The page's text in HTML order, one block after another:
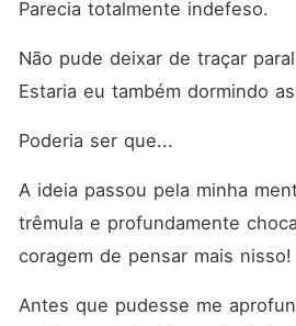
Parecia totalmente indefeso.
Não pude deixar de traçar
Estaria eu também dormindo
Poderia ser que...
A ideia passou pela minha
trêmula e profundamente
coragem de pensar mais nisso!
Antes que pudesse me